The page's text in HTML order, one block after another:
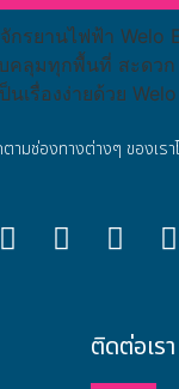
ามช่องทางต่างๆ ของเร
ติดต่อเรา